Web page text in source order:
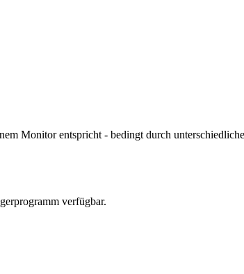
Monitor entspricht - bedingt durch
verfügbar.